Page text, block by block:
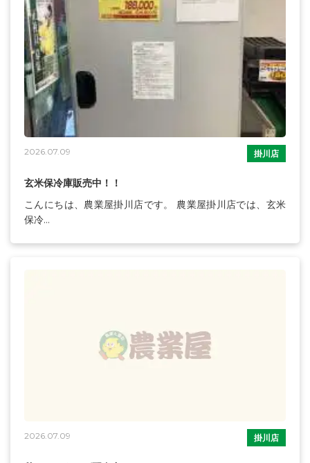
2026.07.09 掛川店
玄米保冷庫販売中！！
こんにちは、農業屋掛川店です。 農業屋掛川店では、玄米
保冷...
2026.07.09 掛川店